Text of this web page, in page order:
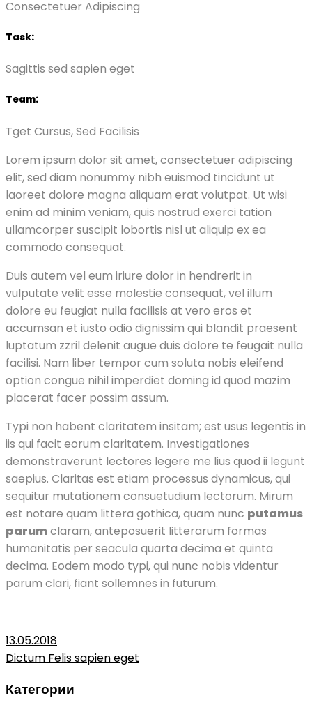
Consectetuer Adipiscing
Task:
Sagittis sed sapien eget
Team:
Tget Cursus, Sed Facilisis
Lorem ipsum dolor sit amet, consectetuer adipiscing
elit, sed diam nonummy nibh euismod tincidunt ut
laoreet dolore magna aliquam erat volutpat. Ut wisi
enim ad minim veniam, quis nostrud exerci tation
ullamcorper suscipit lobortis nisl ut aliquip ex ea
commodo consequat.
Duis autem vel eum iriure dolor in hendrerit in
vulputate velit esse molestie consequat, vel illum
dolore eu feugiat nulla facilisis at vero eros et
accumsan et iusto odio dignissim qui blandit praesent
luptatum zzril delenit augue duis dolore te feugait nulla
facilisi. Nam liber tempor cum soluta nobis eleifend
option congue nihil imperdiet doming id quod mazim
placerat facer possim assum.
Typi non habent claritatem insitam; est usus legentis in
iis qui facit eorum claritatem. Investigationes
demonstraverunt lectores legere me lius quod ii legunt
saepius. Claritas est etiam processus dynamicus, qui
sequitur mutationem consuetudium lectorum. Mirum
est notare quam littera gothica, quam nunc putamus
parumclaram, anteposuerit litterarum formas
humanitatis per seacula quarta decima et quinta
decima. Eodem modo typi, qui nunc nobis videntur
parum clari, fiant sollemnes in futurum.
13.05.2018
Dictum Felis sapien eget
Категории